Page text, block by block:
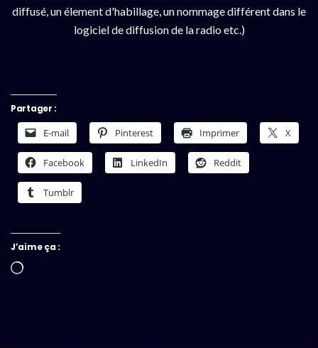
diffusé, un élement d'habillage, un nommage différent dans le
logiciel de diffusion de la radio etc.)
Partager :
E-mail Pinterest Imprimer X
Facebook LinkedIn Reddit
Tumblr
J’aime ça :
Chargement…